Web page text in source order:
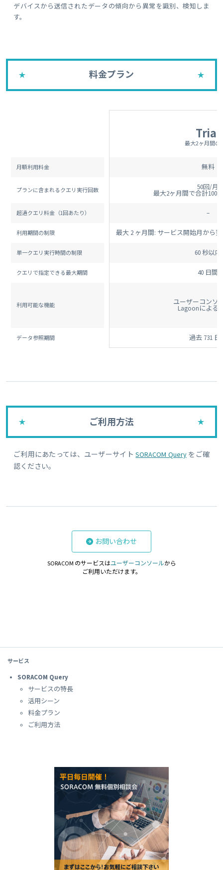
デバイスから送信されたデータの傾向から異常を識別、検知しま
す。
料金プラン
Trial
最大2ヶ月間の
月額利用料金 無料
プランに含まれるクエリ実行回数 50回/月
最大2ヶ月間で合計100
超過クエリ料金（1回あたり） –
利用期間の制限 最大 2 ヶ月間: サービス開始月から
単一クエリ実行時間の制限 60 秒以内
クエリで指定できる最大期間 40 日間
利用可能な機能 ユーザーコンソ
Lagoonによる
データ参照期間 過去 731 日
ご利用方法
ご利用にあたっては、ユーザーサイト SORACOM Query をご確
認ください。
お問い合わせ
SORACOM のサービスはユーザーコンソールから
ご利用いただけます。
サービス
SORACOM Query
サービスの特長
活用シーン
料金プラン
ご利用方法